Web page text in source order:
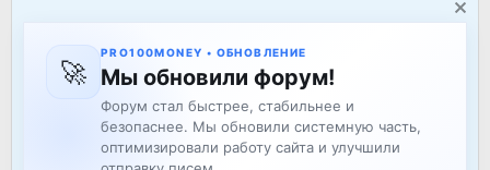
🚀
PRO100MONEY • ОБНОВЛЕНИЕ
Мы обновили форум!
Форум стал быстрее, стабильнее и
безопаснее. Мы обновили системную часть,
оптимизировали работу сайта и улучшили